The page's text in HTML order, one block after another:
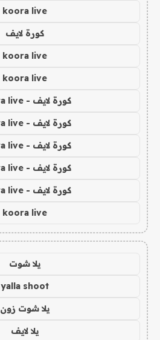
koora live
كورة لايف
koora live
koora live
كورة لايف - koora live
كورة لايف - koora live
كورة لايف - koora live
كورة لايف - koora live
كورة لايف - koora live
koora live
يلا شوت
yalla shoot
يلا شوت زون
يلا لايف